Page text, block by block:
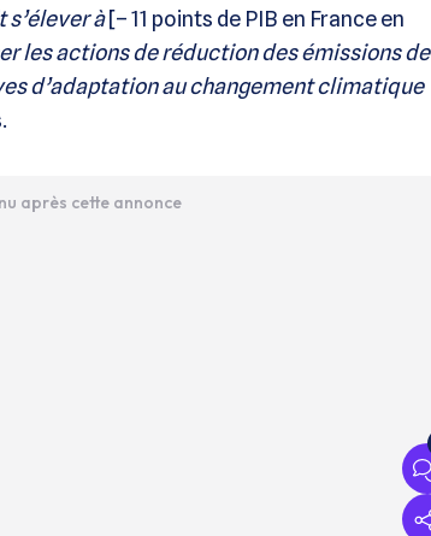
à[– 11 points de PIB en France en
les actions de réduction des émissions de
d’adaptation au changement climatique
après cette annonce